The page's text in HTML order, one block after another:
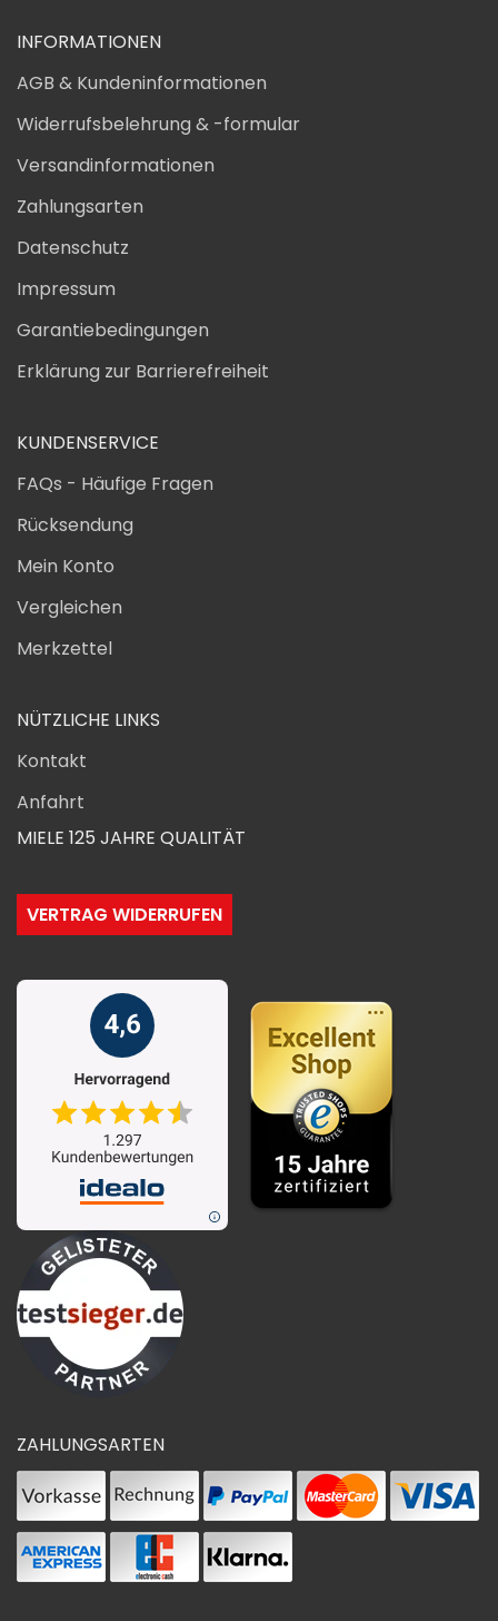
INFORMATIONEN
AGB & Kundeninformationen
Widerrufsbelehrung & -formular
Versandinformationen
Zahlungsarten
Datenschutz
Impressum
Garantiebedingungen
Erklärung zur Barrierefreiheit
KUNDENSERVICE
FAQs - Häufige Fragen
Rücksendung
Mein Konto
Vergleichen
Merkzettel
NÜTZLICHE LINKS
Kontakt
Anfahrt
MIELE 125 JAHRE QUALITÄT
VERTRAG WIDERRUFEN
ZAHLUNGSARTEN